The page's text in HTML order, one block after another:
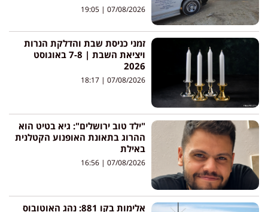
07/08/2026
זמני כניסת שבת והדלקת הנרות
ויציאת השבת | 7-8 באוגוסט
2026
07/08/2026
"ילד טוב ירושלים": גיא בטיט הוא
ההרוג בתאונת האופנוע הקטלנית
באילת
07/08/2026
אלימות בקו 881: נהג האוטובוס